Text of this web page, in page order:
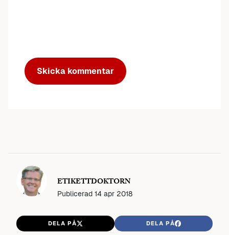
ETIKETTDOKTORN
Publicerad 14 apr 2018
DELA PÅ DELA PÅ